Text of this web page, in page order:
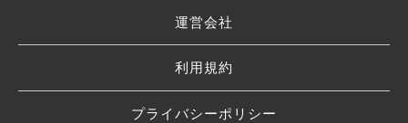
運営会社
利用規約
プライバシーポリシー